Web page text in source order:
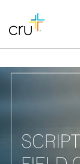
AFRICA
AMERICA /
OCEANIA